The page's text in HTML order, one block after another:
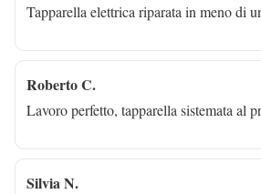
Tapparella elettrica riparata in meno di
Roberto C.
Lavoro perfetto, tapparella sistemata al
Silvia N.